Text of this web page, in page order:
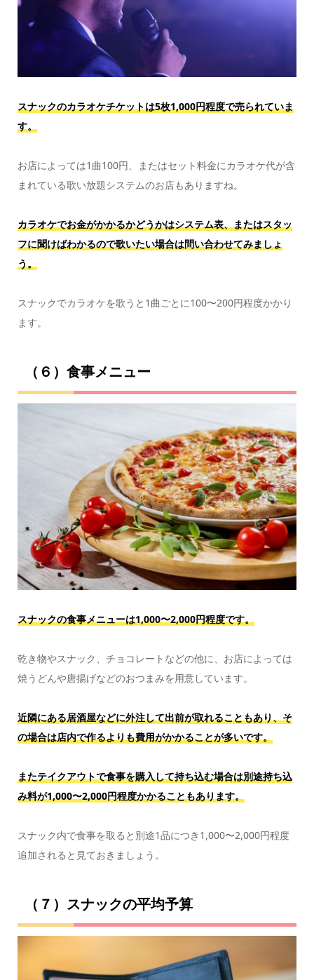
スナックのカラオケチケットは5枚1,000円程度で売られていま
す。
お店によっては1曲100円、またはセット料金にカラオケ代が含
まれている歌い放題システムのお店もありますね。
カラオケでお金がかかるかどうかはシステム表、またはスタッ
フに聞けばわかるので歌いたい場合は問い合わせてみましょ
う。
スナックでカラオケを歌うと1曲ごとに100〜200円程度かかり
ます。
（６）食事メニュー
スナックの食事メニューは1,000〜2,000円程度です。
乾き物やスナック、チョコレートなどの他に、お店によっては
焼うどんや唐揚げなどのおつまみを用意しています。
近隣にある居酒屋などに外注して出前が取れることもあり、そ
の場合は店内で作るよりも費用がかかることが多いです。
またテイクアウトで食事を購入して持ち込む場合は別途持ち込
み料が1,000〜2,000円程度かかることもあります。
スナック内で食事を取ると別途1品につき1,000〜2,000円程度
追加されると見ておきましょう。
（７）スナックの平均予算